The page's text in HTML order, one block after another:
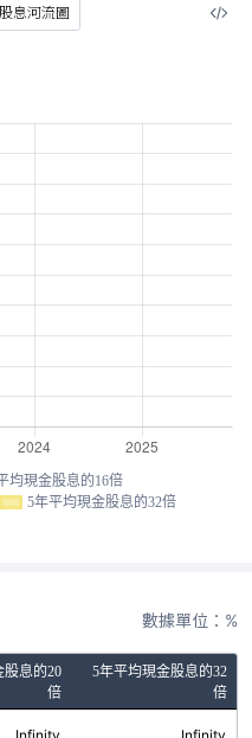
息河流圖
均現金股息的16倍
5年平均現金股息的32倍
數據單位：%
股息的20
倍
5年平均現金股息的32
倍